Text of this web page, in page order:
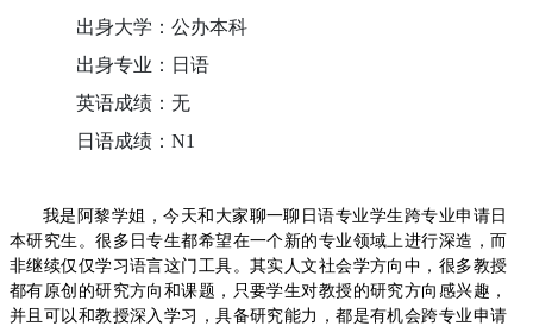
出身大学：公办本科
出身专业：日语
英语成绩：无
日语成绩： N1
我是阿黎学姐，今天和大家聊一聊日语专业学生跨专业申请日
本研究生。很多日专生都希望在一个新的专业领域上进行深造，而
非继续仅仅学习语言这门工具。其实人文社会学方向中，很多教授
都有原创的研究方向和课题，只要学生对教授的研究方向感兴趣，
并且可以和教授深入学习，具备研究能力，都是有机会跨专业申请